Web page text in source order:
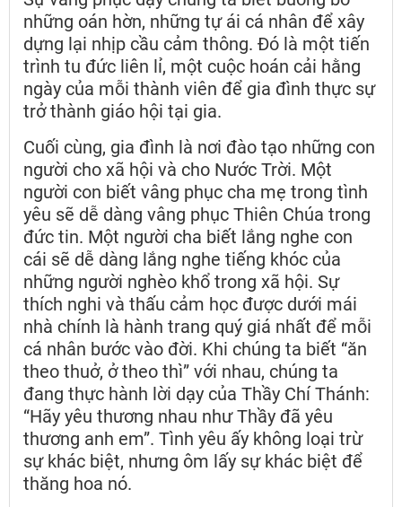
những oán hờn, những tự ái cá nhân để xây
dựng lại nhịp cầu cảm thông. Đó là một tiến
trình tu đức liên lỉ, một cuộc hoán cải hằng
ngày của mỗi thành viên để gia đình thực sự
trở thành giáo hội tại gia.
Cuối cùng, gia đình là nơi đào tạo những con
người cho xã hội và cho Nước Trời. Một
người con biết vâng phục cha mẹ trong tình
yêu sẽ dễ dàng vâng phục Thiên Chúa trong
đức tin. Một người cha biết lắng nghe con
cái sẽ dễ dàng lắng nghe tiếng khóc của
những người nghèo khổ trong xã hội. Sự
thích nghi và thấu cảm học được dưới mái
nhà chính là hành trang quý giá nhất để mỗi
cá nhân bước vào đời. Khi chúng ta biết “ăn
theo thuở, ở theo thì” với nhau, chúng ta
đang thực hành lời dạy của Thầy Chí Thánh:
“Hãy yêu thương nhau như Thầy đã yêu
thương anh em”. Tình yêu ấy không loại trừ
sự khác biệt, nhưng ôm lấy sự khác biệt để
thăng hoa nó.